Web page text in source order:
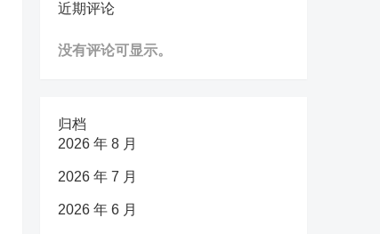
近期评论
没有评论可显示。
归档
2026 年 8 月
2026 年 7 月
2026 年 6 月